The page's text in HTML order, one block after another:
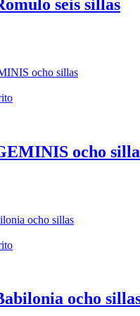
seis sillas
ocho
ocho